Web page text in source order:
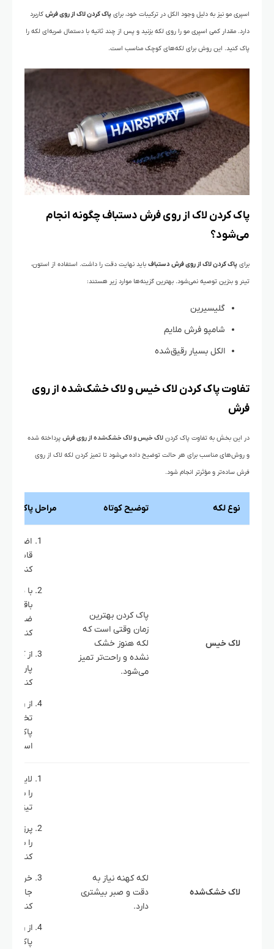
اسپری مو نیز به دلیل وجود الکل در ترکیبات خود، برای پاک کردن لاک از روی فرش کاربرد
دارد. مقدار کمی اسپری مو را روی لکه بزنید و پس از چند ثانیه با دستمال ضربه‌ای لکه را
پاک کنید. این روش برای لکه‌های کوچک مناسب است.
پاک کردن لاک از روی فرش دستباف چگونه انجام
می‌شود؟
برای پاک کردن لاک از روی فرش دستباف باید نهایت دقت را داشت. استفاده از استون،
تینر و بنزین توصیه نمی‌شود. بهترین گزینه‌ها موارد زیر هستند:
گلیسیرین
شامپو فرش ملایم
الکل بسیار رقیق‌شده
تفاوت پاک کردن لاک خیس و لاک خشک‌شده از روی
فرش
در این بخش به تفاوت پاک کردن لاک خیس و لاک خشک‌شده از روی فرش پرداخته شده
و روش‌های مناسب برای هر حالت توضیح داده می‌شود تا تمیز کردن لکه لاک از روی
فرش ساده‌تر و مؤثرتر انجام شود.
نوع لکه توضیح کوتاه مراحل پاک
لاک خیس
پاک کردن بهترین
زمان وقتی است که
لکه هنوز خشک
نشده و راحت‌تر تمیز
می‌شود.
اضافات
قاشق یا
کند جمع
با
ضربه‌ای
کنید.
از کشیدن
پارچه
کنید.
از روش
تخصصی
پاک‌کننده
استفاده
لاک خشک‌شده
لکه کهنه نیاز به
دقت و صبر بیشتری
دارد.
لایه
را با چاقو
تیز
پرزهای
را با
کنید.
خرده‌ها
کنید.
از روش
پاک‌کننده